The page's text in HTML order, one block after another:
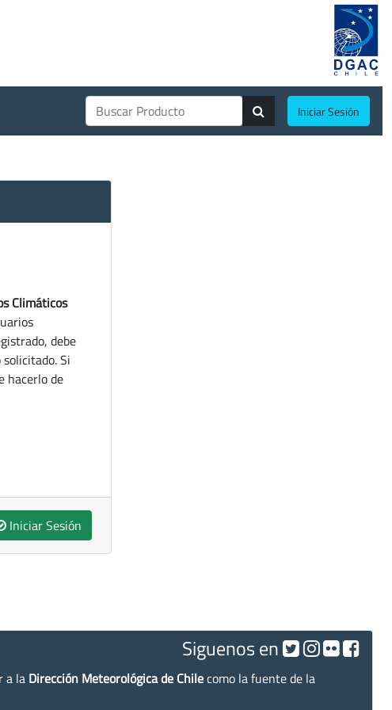
Iniciar Sesión
Climáticos
debe
Si
hacerlo de
Iniciar Sesión
Siguenos en
a la Dirección Meteorológica de Chilecomo la fuente de la